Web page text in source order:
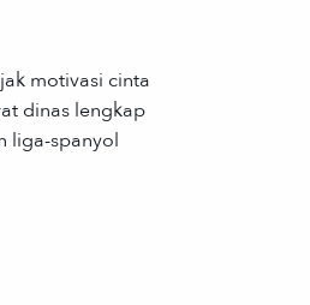
motivasi cinta
dinas lengkap
liga-spanyol